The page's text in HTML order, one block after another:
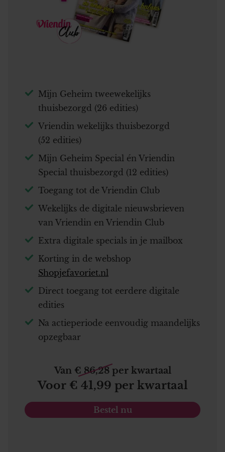
Mijn Geheim tweewekelijks
thuisbezorgd (26 edities)
Vriendin wekelijks thuisbezorgd
(52 edities)
Mijn Geheim Special én Vriendin
Special thuisbezorgd (12 edities)
Toegang tot de Vriendin Club
Wekelijks de digitale nieuwsbrieven
van Vriendin en Vriendin Club
Extra digitale specials in je mailbox
Korting in de webshop
Shopjefavoriet.nl
Direct toegang tot eerdere digitale
edities
Na actieperiode eenvoudig maandelijks
opzegbaar
Van € 86,28 per kwartaal
Voor € 41,99 per kwartaal
Bestel nu